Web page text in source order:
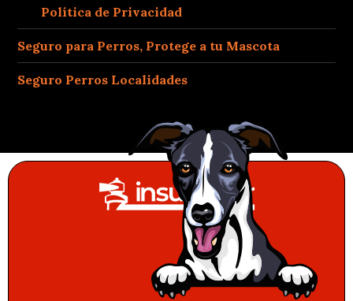
Política de Privacidad
Seguro para Perros, Protege a tu Mascota
Seguro Perros Localidades